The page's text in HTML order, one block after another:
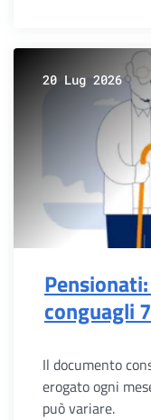
20 Lug 2026
conguagli
Il documento
erogato ogni
può variare.